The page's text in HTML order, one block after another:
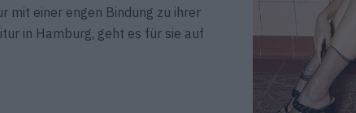
mit einer engen Bindung zu ihrer
in Hamburg, geht es für sie auf